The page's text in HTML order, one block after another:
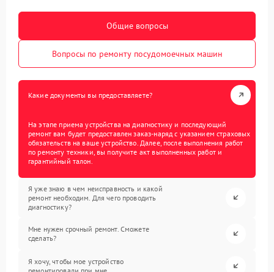
Общие вопросы
Вопросы по ремонту посудомоечных машин
Какие документы вы предоставляете?
На этапе приема устройства на диагностику и последующий
ремонт вам будет предоставлен заказ-наряд с указанием страховых
обязательств на ваше устройство. Далее, после выполнения работ
по ремонту техники, вы получите акт выполненных работ и
гарантийный талон.
Я уже знаю в чем неисправность и какой
ремонт необходим. Для чего проводить
диагностику?
Мне нужен срочный ремонт. Сможете
сделать?
Я хочу, чтобы мое устройство